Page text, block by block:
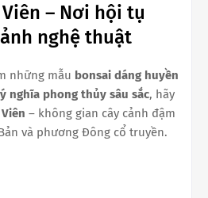
– Nơi hội tụ
nghệ thuật
những mẫu bonsai dáng huyền
nghĩa phong thủy sâu sắc, hãy
– không gian cây cảnh đậm
và phương Đông cổ truyền.